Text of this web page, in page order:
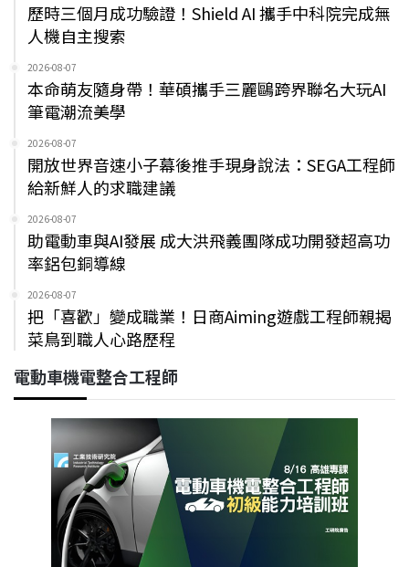
歷時三個月成功驗證！Shield AI 攜手中科院完成無
人機自主搜索
2026-08-07
本命萌友隨身帶！華碩攜手三麗鷗跨界聯名大玩AI
筆電潮流美學
2026-08-07
開放世界音速小子幕後推手現身說法：SEGA工程師
給新鮮人的求職建議
2026-08-07
助電動車與AI發展 成大洪飛義團隊成功開發超高功
率鋁包銅導線
2026-08-07
把「喜歡」變成職業！日商Aiming遊戲工程師親揭
菜鳥到職人心路歷程
電動車機電整合工程師